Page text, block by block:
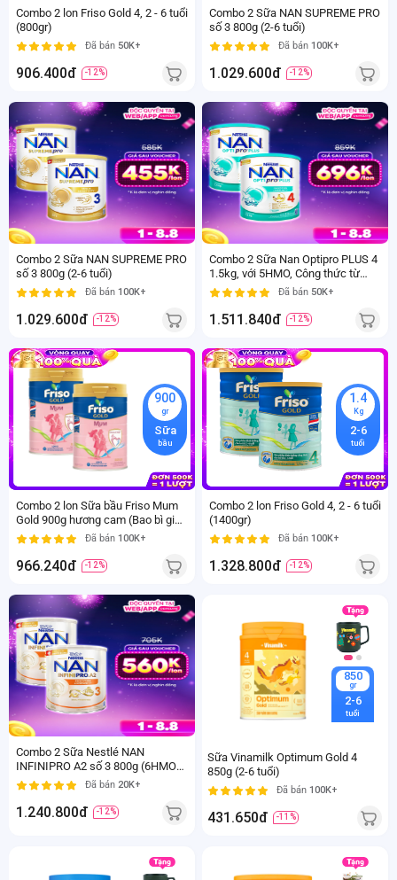
Combo 2 lon Friso Gold 4, 2 - 6 tuổi
(800gr)
Đã bán 50K+
906.400đ -12%
Combo 2 Sữa NAN SUPREME PRO
số 3 800g (2-6 tuổi)
Đã bán 100K+
1.029.600đ -12%
800
gr
2-6
tuổi
Combo 2 Sữa NAN SUPREME PRO
số 3 800g (2-6 tuổi)
Đã bán 100K+
1.029.600đ -12%
1.5
Kg
2-6
tuổi
Combo 2 Sữa Nan Optipro PLUS 4
1.5kg, với 5HMO, Công thức từ
Thụy Sĩ (2-6 tuổi)Đã bán 50K+
1.511.840đ -12%
900
gr
Sữa
bầu
Combo 2 lon Sữa bầu Friso Mum
Gold 900g hương cam (Bao bì giao
ngẫu nhiên)
Đã bán 100K+
966.240đ -12%
1.4
Kg
2-6
tuổi
Combo 2 lon Friso Gold 4, 2 - 6 tuổi
(1400gr)
Đã bán 100K+
1.328.800đ -12%
800
gr
2-6
tuổi
Combo 2 Sữa Nestlé NAN
INFINIPRO A2 số 3 800g (6HMO)
(2-6 tuổi)
Đã bán 20K+
1.240.800đ -12%
850
gr
2-6
tuổi
Sữa Vinamilk Optimum Gold 4
850g (2-6 tuổi)
Đã bán 100K+
431.650đ -11%